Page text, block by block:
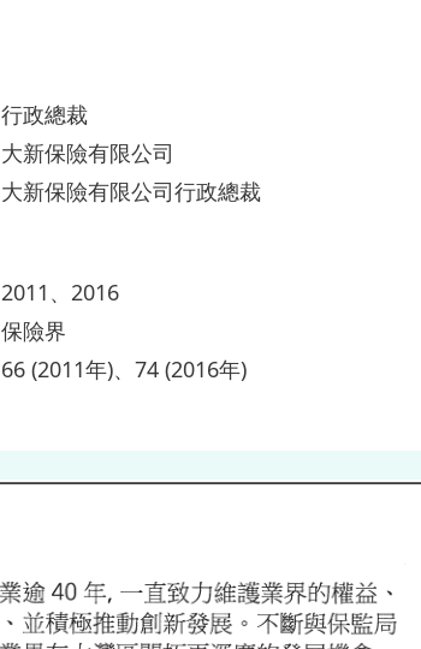
行政總裁
大新保險有限公司
大新保險有限公司行政總裁
2011、2016
保險界
66 (2011年)、74 (2016年)